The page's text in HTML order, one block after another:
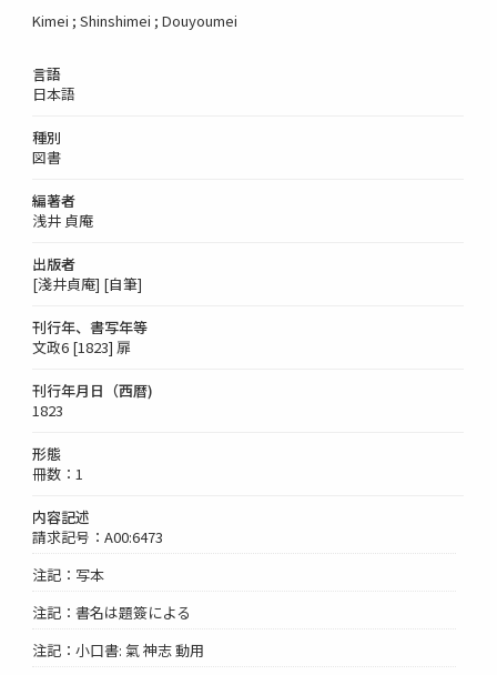
Kimei ; Shinshimei ; Douyoumei
言語
日本語
種別
図書
編著者
浅井 貞庵
出版者
[淺井貞庵] [自筆]
刊行年、書写年等
文政6 [1823] 扉
刊行年月日（西暦)
1823
形態
冊数：1
内容記述
請求記号：A00:6473
注記：写本
注記：書名は題簽による
注記：小口書: 氣 神志 動用